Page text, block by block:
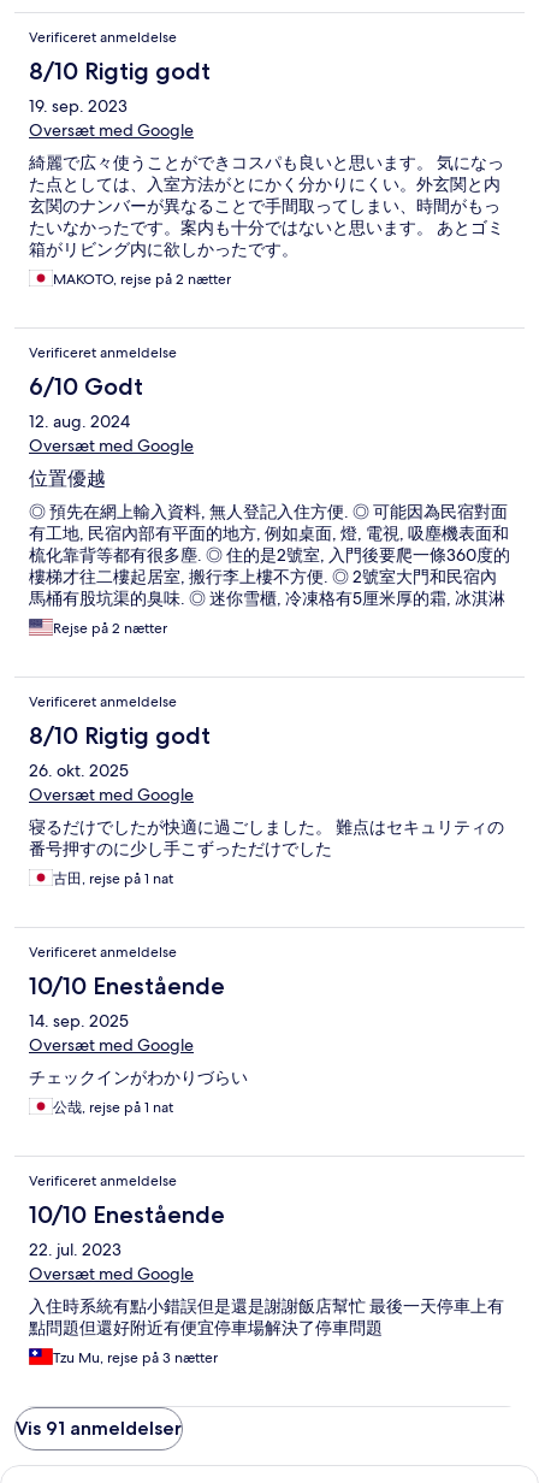
Verificeret anmeldelse
8/10 Rigtig godt
19. sep. 2023
Oversæt med Google
綺麗で広々使うことができコスパも良いと思います。 気になっ
た点としては、入室方法がとにかく分かりにくい。外玄関と内
玄関のナンバーが異なることで手間取ってしまい、時間がもっ
たいなかったです。案内も十分ではないと思います。 あとゴミ
箱がリビング内に欲しかったです。
MAKOTO, rejse på 2 nætter
Verificeret anmeldelse
6/10 Godt
12. aug. 2024
Oversæt med Google
位置優越
◎ 預先在網上輸入資料, 無人登記入住方便. ◎ 可能因為民宿對面
有工地, 民宿內部有平面的地方, 例如桌面, 燈, 電視, 吸塵機表面和
梳化靠背等都有很多塵. ◎ 住的是2號室, 入門後要爬一條360度的
樓梯才往二樓起居室, 搬行李上樓不方便. ◎ 2號室大門和民宿內
馬桶有股坑渠的臭味. ◎ 迷你雪櫃, 冷凍格有5厘米厚的霜, 冰淇淋
也放不下. ◎迷你洗衣機, 每次最多只能洗2條浴巾. ◎沒有室內防
盜裝置, 晚上睡覺感覺不安全. ◎ 有免費停車, 門前停車位置預留
鐘至預定地面很多污泥碎石的停車場, 第一晚停車時有幾隻小狐狸
跑來跑去, 指定停車位置也很難找. 第二晚開始決定自費將車停在
民宿對面的水泥地停車場, 500yen/12小時, 700yen/24小時. ◎ 民
宿地理位置優越, 離札幌市中心只有7分鐘車程, 晚上也安靜.
Rejse på 2 nætter
Verificeret anmeldelse
8/10 Rigtig godt
26. okt. 2025
Oversæt med Google
寝るだけでしたが快適に過ごしました。 難点はセキュリティの
番号押すのに少し手こずっただけでした
古田, rejse på 1 nat
Verificeret anmeldelse
10/10 Enestående
14. sep. 2025
Oversæt med Google
チェックインがわかりづらい
公哉, rejse på 1 nat
Verificeret anmeldelse
10/10 Enestående
22. jul. 2023
Oversæt med Google
入住時系統有點小錯誤但是還是謝謝飯店幫忙 最後一天停車上有
點問題但還好附近有便宜停車場解決了停車問題
Tzu Mu, rejse på 3 nætter
Vis 91 anmeldelser